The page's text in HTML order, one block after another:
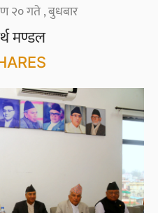
मण्डल
२० गते , बुधबार